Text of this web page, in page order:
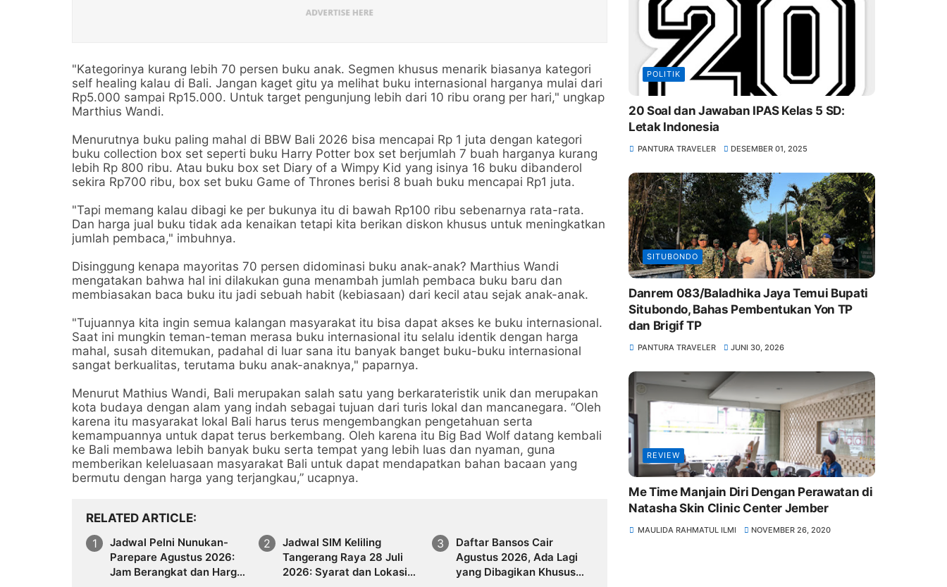
"Kategorinya kurang lebih 70 persen buku anak. Segmen khusus menarik biasanya kategori
self healing kalau di Bali. Jangan kaget gitu ya melihat buku internasional harganya mulai dari
Rp5.000 sampai Rp15.000. Untuk target pengunjung lebih dari 10 ribu orang per hari," ungkap
Marthius Wandi.
Menurutnya buku paling mahal di BBW Bali 2026 bisa mencapai Rp 1 juta dengan kategori
buku collection box set seperti buku Harry Potter box set berjumlah 7 buah harganya kurang
lebih Rp 800 ribu. Atau buku box set Diary of a Wimpy Kid yang isinya 16 buku dibanderol
sekira Rp700 ribu, box set buku Game of Thrones berisi 8 buah buku mencapai Rp1 juta.
"Tapi memang kalau dibagi ke per bukunya itu di bawah Rp100 ribu sebenarnya rata-rata.
Dan harga jual buku tidak ada kenaikan tetapi kita berikan diskon khusus untuk meningkatkan
jumlah pembaca," imbuhnya.
Disinggung kenapa mayoritas 70 persen didominasi buku anak-anak? Marthius Wandi
mengatakan bahwa hal ini dilakukan guna menambah jumlah pembaca buku baru dan
membiasakan baca buku itu jadi sebuah habit (kebiasaan) dari kecil atau sejak anak-anak.
"Tujuannya kita ingin semua kalangan masyarakat itu bisa dapat akses ke buku internasional.
Saat ini mungkin teman-teman merasa buku internasional itu selalu identik dengan harga
mahal, susah ditemukan, padahal di luar sana itu banyak banget buku-buku internasional
sangat berkualitas, terutama buku anak-anaknya," paparnya.
Menurut Mathius Wandi, Bali merupakan salah satu yang berkarateristik unik dan merupakan
kota budaya dengan alam yang indah sebagai tujuan dari turis lokal dan mancanegara. “Oleh
karena itu masyarakat lokal Bali harus terus mengembangkan pengetahuan serta
kemampuannya untuk dapat terus berkembang. Oleh karena itu Big Bad Wolf datang kembali
ke Bali membawa lebih banyak buku serta tempat yang lebih luas dan nyaman, guna
memberikan keleluasaan masyarakat Bali untuk dapat mendapatkan bahan bacaan yang
bermutu dengan harga yang terjangkau,” ucapnya.
RELATED ARTICLE
Jadwal Pelni Nunukan-
Parepare Agustus 2026:
Jam Berangkat dan Harga
Jadwal SIM Keliling
Tangerang Raya 28 Juli
2026: Syarat dan Lokasi
Daftar Bansos Cair
Agustus 2026, Ada Lagi
yang Dibagikan Khusus
POLITIK
20 Soal dan Jawaban IPAS Kelas 5 SD:
Letak Indonesia
PANTURA TRAVELER DESEMBER 01, 2025
SITUBONDO
Danrem 083/Baladhika Jaya Temui Bupati
Situbondo, Bahas Pembentukan Yon TP
dan Brigif TP
PANTURA TRAVELER JUNI 30, 2026
REVIEW
Me Time Manjain Diri Dengan Perawatan di
Natasha Skin Clinic Center Jember
MAULIDA RAHMATUL ILMI NOVEMBER 26, 2020